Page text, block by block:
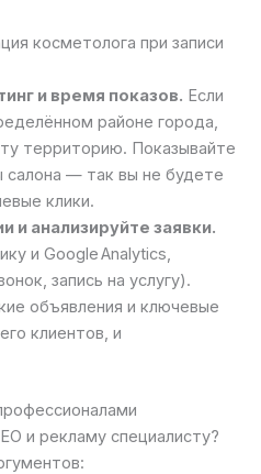
косметолога при записи
и время показов. Если
районе города,
территорию. Показывайте
салона — так вы не будете
клики.
и анализируйте заявки.
и Google Analytics,
запись на услугу).
объявления и ключевые
клиентов, и
и рекламу специалисту?